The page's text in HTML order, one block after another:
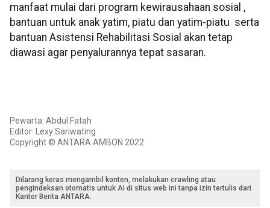
manfaat mulai dari program kewirausahaan sosial ,
bantuan untuk anak yatim, piatu dan yatim-piatu serta
bantuan Asistensi Rehabilitasi Sosial akan tetap
diawasi agar penyalurannya tepat sasaran.
Pewarta: Abdul Fatah
Editor: Lexy Sariwating
Copyright © ANTARA AMBON 2022
Dilarang keras mengambil konten, melakukan crawling atau
pengindeksan otomatis untuk AI di situs web ini tanpa izin tertulis dari
Kantor Berita ANTARA.